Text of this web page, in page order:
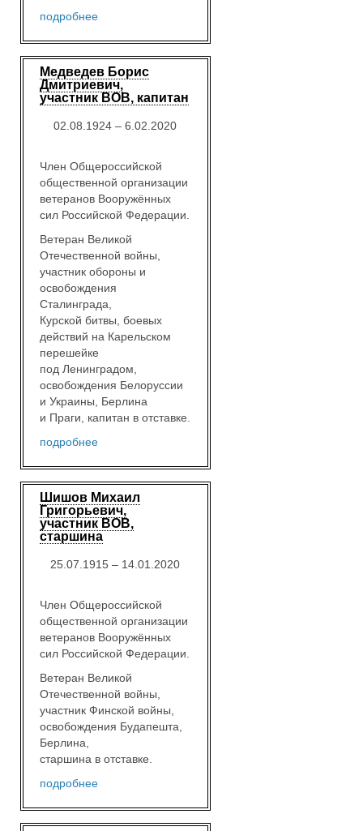
подробнее
Медведев Борис
Дмитриевич,
участник ВОВ, капитан
02.08.1924 – 6.02.2020
Член Общероссийской
общественной организации
ветеранов Вооружённых
сил Российской Федерации.
Ветеран Великой
Отечественной войны,
участник обороны и
освобождения
Сталинграда,
Курской битвы, боевых
действий на Карельском
перешейке
под Ленинградом,
освобождения Белоруссии
и Украины, Берлина
и Праги, капитан в отставке.
подробнее
Шишов Михаил
Григорьевич,
участник ВОВ,
старшина
25.07.1915 – 14.01.2020
Член Общероссийской
общественной организации
ветеранов Вооружённых
сил Российской Федерации.
Ветеран Великой
Отечественной войны,
участник Финской войны,
освобождения Будапешта,
Берлина,
старшина в отставке.
подробнее